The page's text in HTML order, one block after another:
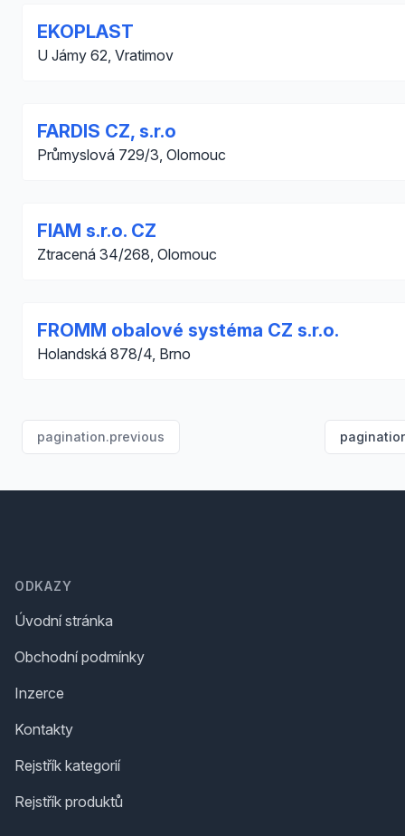
EKOPLAST
U Jámy 62, Vratimov
FARDIS CZ, s.r.o
Průmyslová 729/3, Olomouc
FIAM s.r.o. CZ
Ztracená 34/268, Olomouc
FROMM obalové systéma CZ s.r.o.
Holandská 878/4, Brno
pagination.previous
ODKAZY
Úvodní stránka
Obchodní podmínky
Inzerce
Kontakty
Rejstřík kategorií
Rejstřík produktů